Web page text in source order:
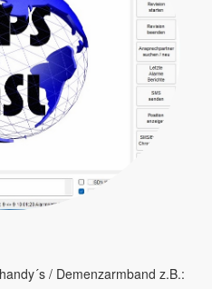
/ Demenzarmband z.B.: